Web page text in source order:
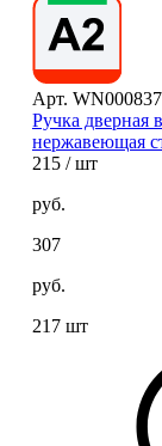
Арт.
Ручка дверная
нержавеющая
215 / шт
руб.
307
руб.
217 шт